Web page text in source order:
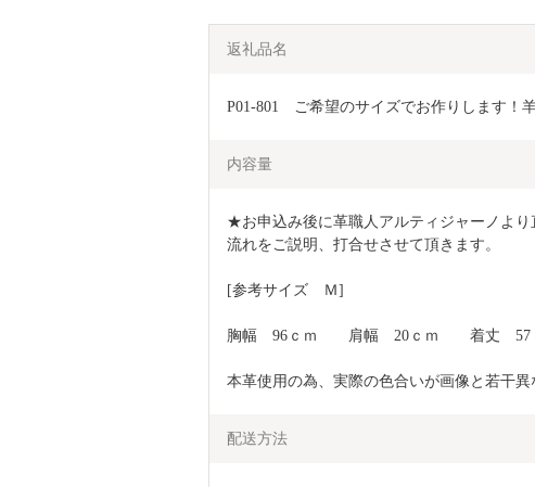
返礼品名
P01-801　ご希望のサイズでお作りします！
内容量
★お申込み後に革職人アルティジャーノよ
流れをご説明、打合せさせて頂きます。
[参考サイズ　Ｍ]
胸幅　96ｃｍ　　肩幅　20ｃｍ　　着丈　
本革使用の為、実際の色合いが画像と若干異
配送方法